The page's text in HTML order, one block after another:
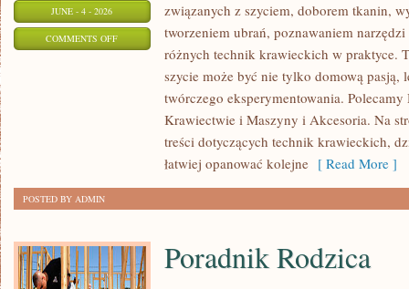
JUNE - 4 - 2026
COMMENTS OFFON
KRAWIECTWO
związanych z szyciem, doborem tkanin,
tworzeniem ubrań, poznawaniem
różnych technik krawieckich w praktyce.
szycie może być nie tylko domową pasją,
twórczego eksperymentowania.
Krawiectwie i Maszyny i Akcesoria. Na
treści dotyczących technik krawieckich,
łatwiej opanować kolejne [ Read More ]
POSTED BY ADMIN
Poradnik Rodzica